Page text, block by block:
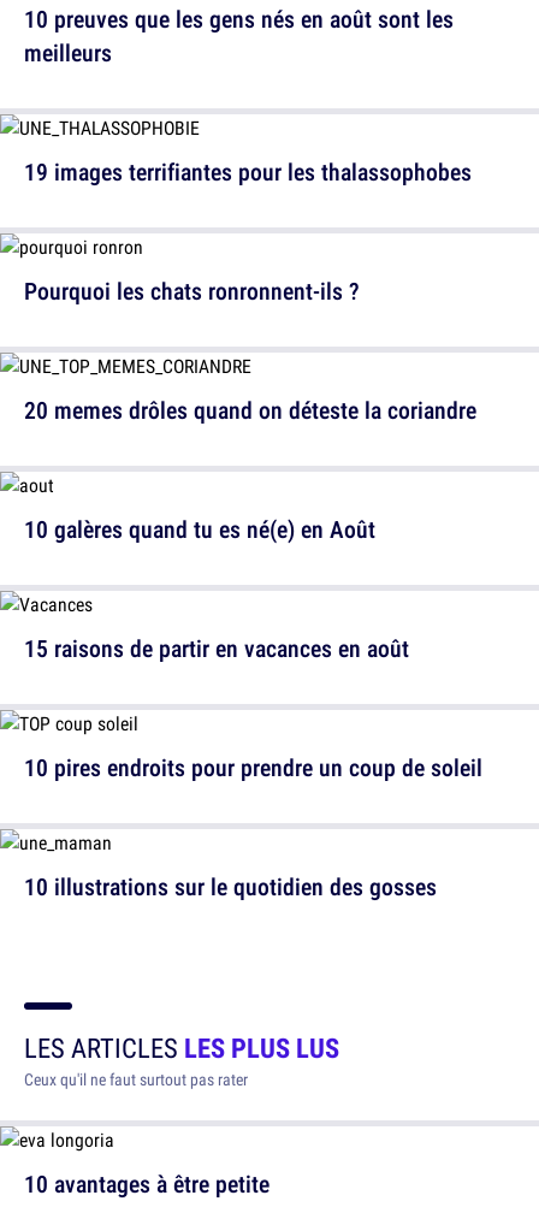
10 preuves que les gens nés en août sont les
meilleurs
Pourquoi les chats ronronnent-ils ?
10 galères quand tu es né(e) en Août
10 pires endroits pour prendre un coup de soleil
19 images terrifiantes pour les thalassophobes
20 memes drôles quand on déteste la coriandre
15 raisons de partir en vacances en août
10 illustrations sur le quotidien des gosses
LES ARTICLES LES PLUS LUS
Ceux qu'il ne faut surtout pas rater
10 avantages à être petite